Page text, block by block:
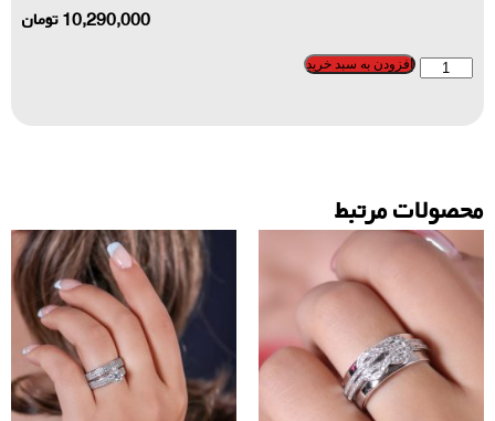
10,290,000تومان
افزودن به سبد خرید
محصولات مرتبط